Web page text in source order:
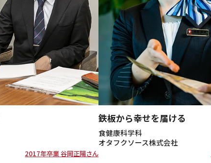
2017年卒業 谷岡正陽さん
鉄板から幸せを届ける
食健康科学科
オタフクソース株式会社